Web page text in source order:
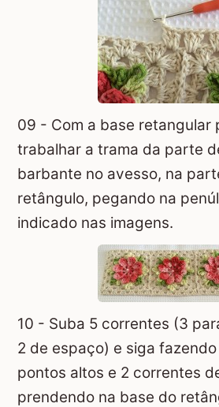
09 - Com a base retangular
trabalhar a trama da parte
barbante no avesso, na
retângulo, pegando na
indicado nas imagens.
10 - Suba 5 correntes (3
2 de espaço) e siga
pontos altos e 2 correntes
prendendo na base do